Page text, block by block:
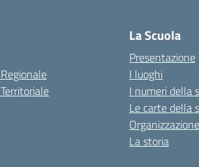
La Scuola
Presentazione
I luoghi
I numeri della
Le carte della
Organizzazione
La storia